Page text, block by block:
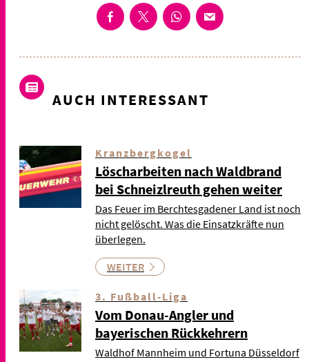
AUCH INTERESSANT
Kranzbergkogel
Löscharbeiten nach Waldbrand
bei Schneizlreuth gehen weiter
Das Feuer im Berchtesgadener Land ist noch
nicht gelöscht. Was die Einsatzkräfte nun
überlegen.
WEITER
3. Fußball-Liga
Vom Donau-Angler und
bayerischen Rückkehrern
Waldhof Mannheim und Fortuna Düsseldorf